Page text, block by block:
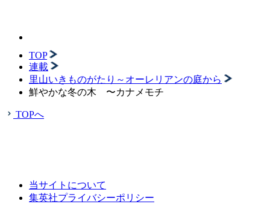
TOP
連載
里山いきものがたり～オーレリアンの庭から
鮮やかな冬の木 〜カナメモチ
TOPへ
当サイトについて
集英社プライバシーポリシー